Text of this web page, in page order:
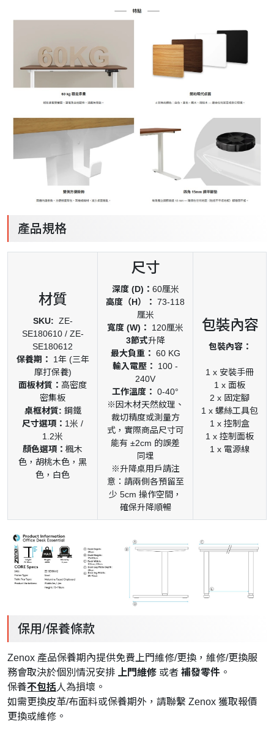
產品規格
材質
SKU: ZE-
SE180610 / ZE-
SE180612
保養期：
1年 (三年
摩打保養)
面板材質： 高密度
密集板
桌框材質: 鋼鐵
尺寸選項： 1米 /
1.2米
顏色選項： 楓木
色，胡桃木色，黑
色，白色
尺寸
深度 (D)： 60厘米
高度（H）： 73-118
厘米
寬度 (W)：
120厘米
3節式升降
最大負重： 60 KG
輸入電壓：
100 -
240V
工作溫度： 0-40°
※因木材天然紋理、
裁切精度或測量方
式，實際商品尺寸可
能有 ±2cm 的誤差
同埋
※升降桌用戶請注
意：請兩側各預留至
少 5cm 操作空間，
確保升降順暢
包裝內容
包裝內容：
1 x 安裝手冊
1 x 面板
2 x 固定腳
1 x 螺絲工具包
1 x 控制盒
1 x 控制面板
1 x 電源線
保用/保養條款
Zenox 產品保養期內提供免費上門維修/更換，維修/更換服
務會取決於個別情況安排 上門維修 或者 補發零件 。
保養不包括人為損壞。
如需更換皮革/布面料或保養期外，請聯繫 Zenox 獲取報價
更換或維修。